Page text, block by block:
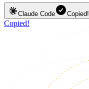
Claude Code Copied!
Copied!